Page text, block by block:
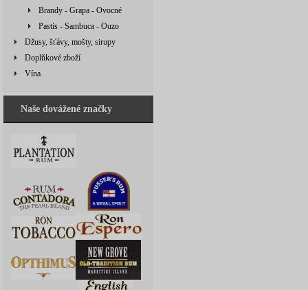
Brandy - Grapa - Ovocné
Pastis - Sambuca - Ouzo
Džusy, šťávy, mošty, sirupy
Doplňkové zboží
Vína
Naše dovážené značky